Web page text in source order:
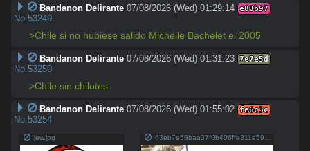
Bandanon Delirante 07/08/2026 (Wed) 01:29:14 e83b97
No.53249
>Chile si no hubiese salido Michelle Bachelet el 2005
Bandanon Delirante 07/08/2026 (Wed) 01:31:23 7e7e5d
No.53250
>Chile sin chilotes
Bandanon Delirante 07/08/2026 (Wed) 01:55:02 fe6c3c
No.53254
jew.jpg